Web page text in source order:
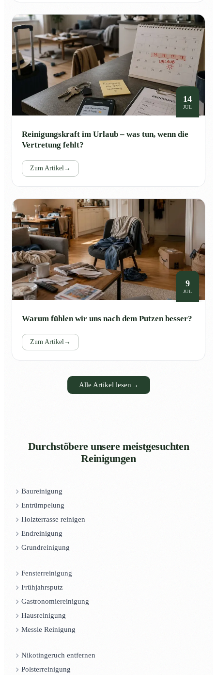
14
JUL
Reinigungskraft im Urlaub – was tun, wenn die
Vertretung fehlt?
Zum Artikel→
9
JUL
Warum fühlen wir uns nach dem Putzen besser?
Zum Artikel→
Alle Artikel lesen →
Durchstöbere unsere meistgesuchten
Reinigungen
Baureinigung
Entrümpelung
Holzterrasse reinigen
Endreinigung
Grundreinigung
Fensterreinigung
Frühjahrsputz
Gastronomiereinigung
Hausreinigung
Messie Reinigung
Nikotingeruch entfernen
Polsterreinigung